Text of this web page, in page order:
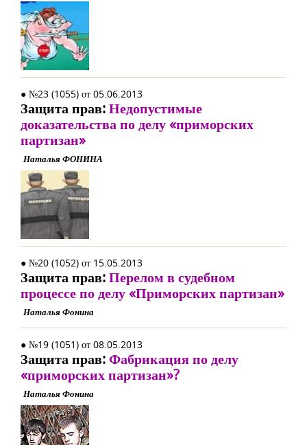
● №23 (1055) от 05.06.2013
Защита прав:Недопустимые
доказательства по делу «приморских
партизан»
Наталья ФОНИНА
● №20 (1052) от 15.05.2013
Защита прав:Перелом в судебном
процессе по делу «Приморских партизан»
Наталья Фонина
● №19 (1051) от 08.05.2013
Защита прав:Фабрикация по делу
«приморских партизан»?
Наталья Фонина